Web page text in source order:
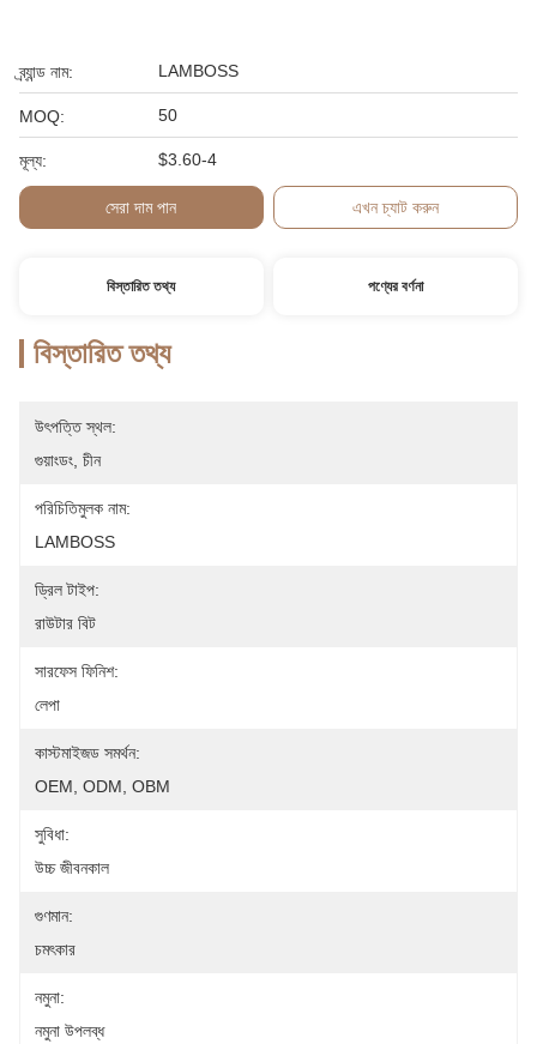
ব্র্যান্ড নাম: LAMBOSS
MOQ: 50
মূল্য: $3.60-4
সেরা দাম পান এখন চ্যাট করুন
বিস্তারিত তথ্য পণ্যের বর্ণনা
বিস্তারিত তথ্য
উৎপত্তি স্থল:
গুয়াংডং, চীন
পরিচিতিমুলক নাম:
LAMBOSS
ড্রিল টাইপ:
রাউটার বিট
সারফেস ফিনিশ:
লেপা
কাস্টমাইজড সমর্থন:
OEM, ODM, OBM
সুবিধা:
উচ্চ জীবনকাল
গুণমান:
চমৎকার
নমুনা:
নমুনা উপলব্ধ